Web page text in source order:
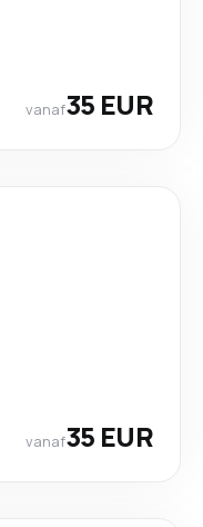
vanaf35 EUR
vanaf35 EUR